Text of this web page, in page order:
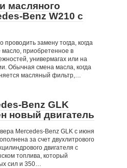
масляного
Benz W210 c
замену тогда, когда
масло, приобретенное в
универмагах или на
Обычная смена масла, когда
масляный фильтр,…
Benz GLK
новый двигатель
Mercedes-Benz GLK с июня
за счет двухлитрового
двигателя с
топлива, который
сил и 350…